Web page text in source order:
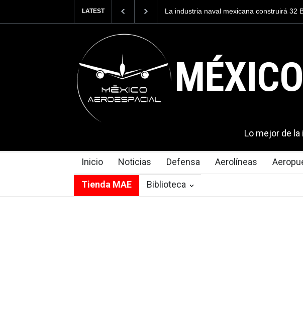
LATEST
industria naval mexicana construirá 32 BUQUES para la
Entrenar a un piloto para
Lo mejor de
Inicio Noticias Defensa Aerolíneas
Tienda MAE Biblioteca